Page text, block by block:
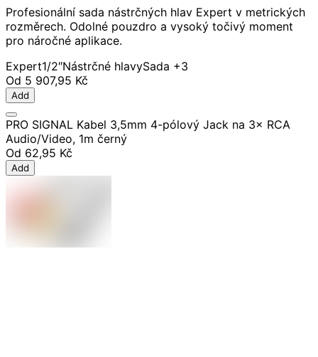
Profesionální sada nástrčných hlav Expert v metrických
rozměrech. Odolné pouzdro a vysoký točivý moment
pro náročné aplikace.
Expert1/2″Nástrčné hlavySada +3
Od 5 907,95 Kč
Add
PRO SIGNAL Kabel 3,5mm 4-pólový Jack na 3× RCA
Audio/Video, 1m černý
Od 62,95 Kč
Add